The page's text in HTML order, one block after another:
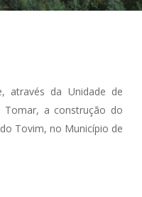
através da Unidade de
Tomar, a construção do
Tovim, no Município de